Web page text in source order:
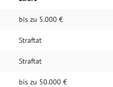
bis zu 5.000 €
Straftat
Straftat
bis zu 50.000 €